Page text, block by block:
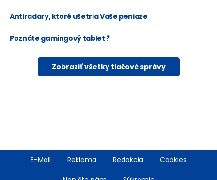
Antiradary, ktoré ušetria Vaše peniaze
Poznáte gamingový tablet ?
Zobraziť všetky tlačové správy
FooterE-Mail Reklama Redakcia Cookies